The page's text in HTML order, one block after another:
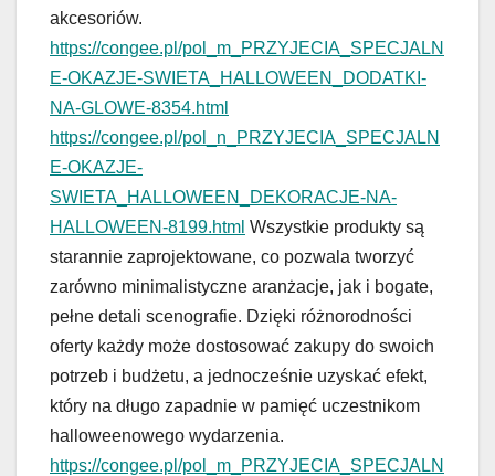
akcesoriów.
https://congee.pl/pol_m_PRZYJECIA_SPECJALN
E-OKAZJE-SWIETA_HALLOWEEN_DODATKI-
NA-GLOWE-8354.html
https://congee.pl/pol_n_PRZYJECIA_SPECJALN
E-OKAZJE-
SWIETA_HALLOWEEN_DEKORACJE-NA-
HALLOWEEN-8199.html Wszystkie produkty są
starannie zaprojektowane, co pozwala tworzyć
zarówno minimalistyczne aranżacje, jak i bogate,
pełne detali scenografie. Dzięki różnorodności
oferty każdy może dostosować zakupy do swoich
potrzeb i budżetu, a jednocześnie uzyskać efekt,
który na długo zapadnie w pamięć uczestnikom
halloweenowego wydarzenia.
https://congee.pl/pol_m_PRZYJECIA_SPECJALN